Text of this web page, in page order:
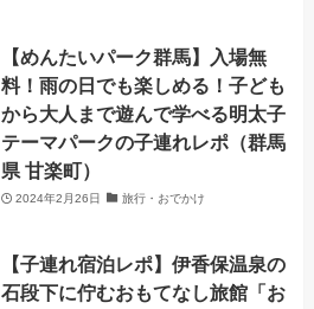
【めんたいパーク群馬】入場無
料！雨の日でも楽しめる！子ども
から大人まで遊んで学べる明太子
テーマパークの子連れレポ（群馬
県 甘楽町）
2024年2月26日 旅行・おでかけ
【子連れ宿泊レポ】伊香保温泉の
石段下に佇むおもてなし旅館「お